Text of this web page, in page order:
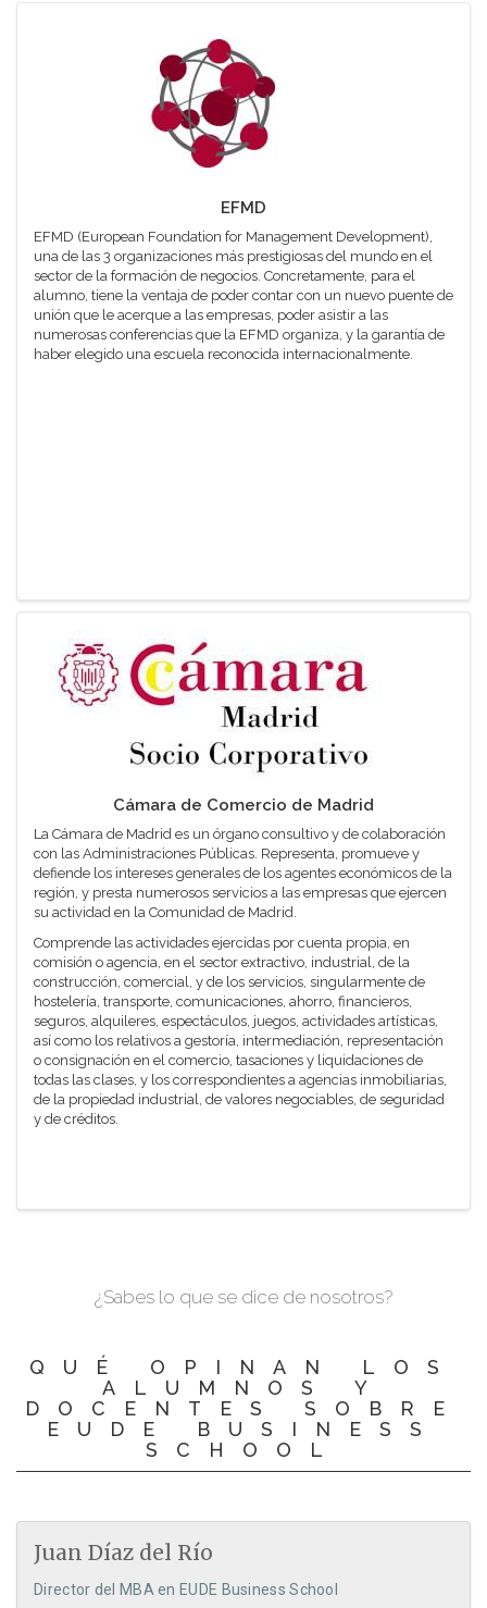
EFMD
EFMD (European Foundation for Management Development),
una de las 3 organizaciones más prestigiosas del mundo en el
sector de la formación de negocios. Concretamente, para el
alumno, tiene la ventaja de poder contar con un nuevo puente de
unión que le acerque a las empresas, poder asistir a las
numerosas conferencias que la EFMD organiza, y la garantía de
haber elegido una escuela reconocida internacionalmente.
Cámara de Comercio de Madrid
La Cámara de Madrid es un órgano consultivo y de colaboración
con las Administraciones Públicas. Representa, promueve y
defiende los intereses generales de los agentes económicos de la
región, y presta numerosos servicios a las empresas que ejercen
su actividad en la Comunidad de Madrid.
Comprende las actividades ejercidas por cuenta propia, en
comisión o agencia, en el sector extractivo, industrial, de la
construcción, comercial, y de los servicios, singularmente de
hostelería, transporte, comunicaciones, ahorro, financieros,
seguros, alquileres, espectáculos, juegos, actividades artísticas,
así como los relativos a gestoría, intermediación, representación
o consignación en el comercio, tasaciones y liquidaciones de
todas las clases, y los correspondientes a agencias inmobiliarias,
de la propiedad industrial, de valores negociables, de seguridad
y de créditos.
¿Sabes lo que se dice de nosotros?
QUÉ OPINAN LOS
ALUMNOS Y
DOCENTES SOBRE
EUDE BUSINESS
SCHOOL
Juan Díaz del Río
Director del MBA en EUDE Business School